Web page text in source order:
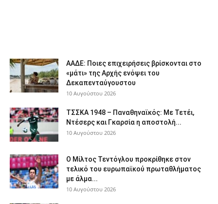
ΑΑΔΕ: Ποιες επιχειρήσεις βρίσκονται στο
«μάτι» της Αρχής ενόψει του
Δεκαπενταύγουστου
10 Αυγούστου 2026
ΤΣΣΚΑ 1948 – Παναθηναϊκός: Με Τετέι,
Ντέσερς και Γκαρσία η αποστολή...
10 Αυγούστου 2026
Ο Μίλτος Τεντόγλου προκρίθηκε στον
τελικό του ευρωπαϊκού πρωταθλήματος
με άλμα...
10 Αυγούστου 2026